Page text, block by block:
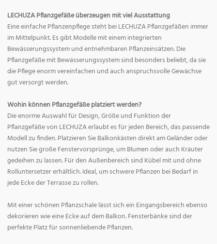
LECHUZA Pflanzgefäße überzeugen mit viel Ausstattung
Eine einfache Pflanzenpflege steht bei LECHUZA Pflanzgefäßen immer
im Mittelpunkt. Es gibt Modelle mit einem integrierten
Bewässerungssystem und entnehmbaren Pflanzeinsätzen. Die
Pflanzgefäße mit Bewässerungssystem sind besonders beliebt, da sie
die Pflege enorm vereinfachen und auch anspruchsvolle Gewächse
gut versorgt werden.
Wohin können Pflanzgefäße platziert werden?
Die enorme Auswahl für Design, Größe und Funktion der
Pflanzgefäße von LECHUZA erlaubt es für jeden Bereich, das passende
Modell zu finden. Platzieren Sie Balkonkästen direkt am Geländer oder
nutzen Sie große Fenstervorsprünge, um Blumen oder auch Kräuter
gedeihen zu lassen. Für den Außenbereich sind Kübel mit und ohne
Rolluntersetzer erhältlich. Ideal, um schwere Pflanzen bei Bedarf in
jede Ecke der Terrasse zu rollen.
Mit einer schönen Pflanzschale lässt sich ein Eingangsbereich ebenso
dekorieren wie eine Ecke auf dem Balkon. Fensterbänke sind der
perfekte Platz für sonnenliebende Pflanzen.